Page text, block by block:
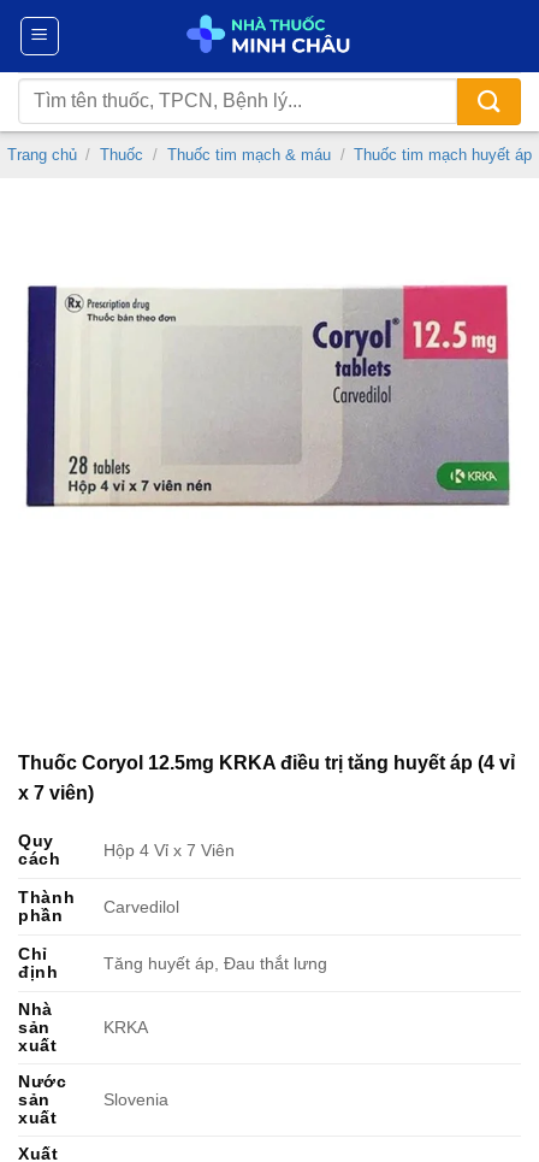
Chuyển
nội
dung
Tìm
kiếm:
Trang chủ / Thuốc / Thuốc tim mạch & máu / Thuốc tim mạch huyết áp
Thuốc Coryol 12.5mg KRKA điều trị tăng huyết áp (4 vỉ
x 7 viên)
Quy
cách
Hộp 4 Vỉ x 7 Viên
Thành
phần
Carvedilol
Chỉ
định
Tăng huyết áp, Đau thắt lưng
Nhà
sản
xuất
KRKA
Nước
sản
xuất
Slovenia
Xuất